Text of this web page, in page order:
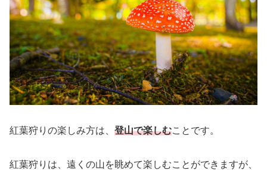
紅葉狩りの楽しみ方は、 登山で楽しむことです。
紅葉狩りは、遠くの山を眺めて楽しむことができますが、